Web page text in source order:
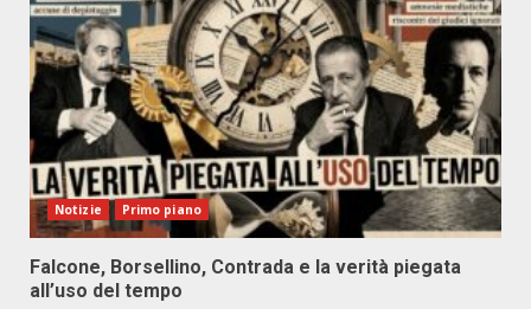
Notizie Primo piano
Falcone, Borsellino, Contrada e la verità piegata
all’uso del tempo